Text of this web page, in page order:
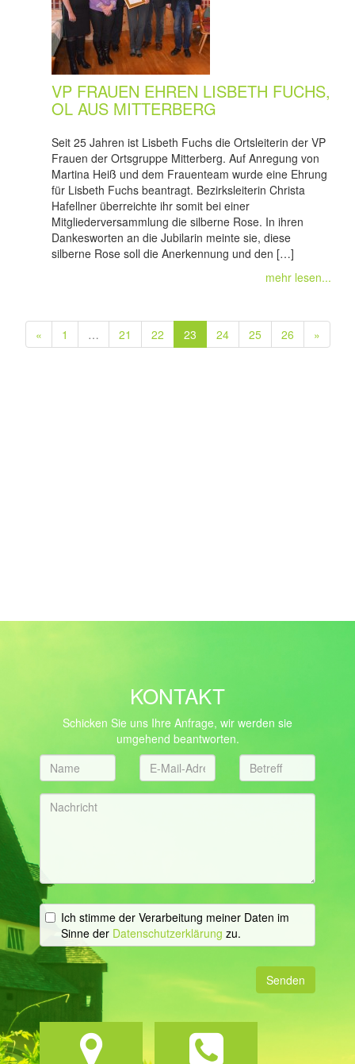
VP FRAUEN EHREN LISBETH FUCHS,
OL AUS MITTERBERG
Seit 25 Jahren ist Lisbeth Fuchs die Ortsleiterin der VP
Frauen der Ortsgruppe Mitterberg. Auf Anregung von
Martina Heiß und dem Frauenteam wurde eine Ehrung
für Lisbeth Fuchs beantragt. Bezirksleiterin Christa
Hafellner überreichte ihr somit bei einer
Mitgliederversammlung die silberne Rose. In ihren
Dankesworten an die Jubilarin meinte sie, diese
silberne Rose soll die Anerkennung und den […]
mehr lesen...
« 1 … 21 22 23 24 25 26 »
KONTAKT
Schicken Sie uns Ihre Anfrage, wir werden sie
umgehend beantworten.
Ich stimme der Verarbeitung meiner Daten im
Sinne der Datenschutzerklärung zu.
Senden